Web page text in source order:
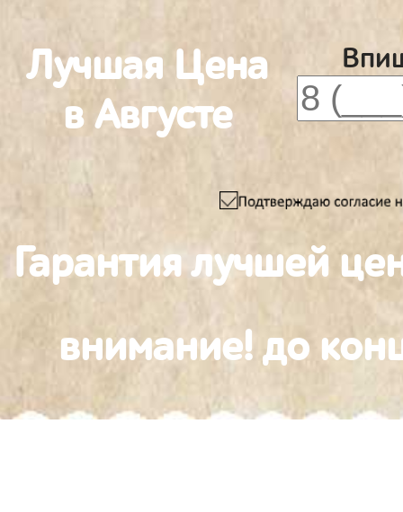
Лучшая Цена
в Августе
Гарантия лучшей
внимание! до